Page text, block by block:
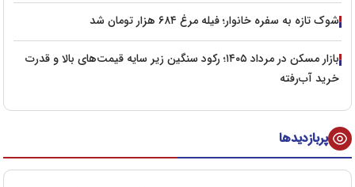
شوک تازه به سفره خانوار؛ فیله مرغ ۶۸۴ هزار تومان شد
بازار مسکن در مرداد ۱۴۰۵؛ رکود سنگین زیر سایه قیمت‌های بالا و قدرت
خرید آب‌رفته
پربازدیدها